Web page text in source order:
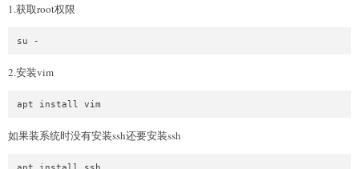
1.获取root权限
2.安装vim
如果装系统时没有安装ssh还要安装ssh